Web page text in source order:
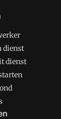
dienst
dienst